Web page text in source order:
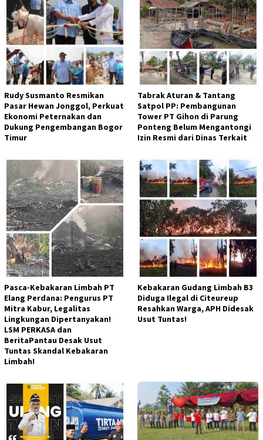
Rudy Susmanto Resmikan
Pasar Hewan Jonggol, Perkuat
Ekonomi Peternakan dan
Dukung Pengembangan Bogor
Timur
Tabrak Aturan & Tantang
Satpol PP: Pembangunan
Tower PT Gihon di Parung
Ponteng Belum Mengantongi
Izin Resmi dari Dinas Terkait
Pasca-Kebakaran Limbah PT
Elang Perdana: Pengurus PT
Mitra Kabur, Legalitas
Lingkungan Dipertanyakan!
LSM PERKASA dan
BeritaPantau Desak Usut
Tuntas Skandal Kebakaran
Limbah!
Kebakaran Gudang Limbah B3
Diduga Ilegal di Citeureup
Resahkan Warga, APH Didesak
Usut Tuntas!